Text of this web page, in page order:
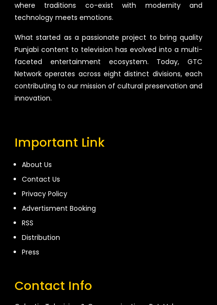
where traditions co-exist with modernity and
technology meets emotions.
What started as a passionate project to bring quality
Punjabi content to television has evolved into a multi-
faceted entertainment ecosystem. Today, GTC
Network operates across eight distinct divisions, each
contributing to our mission of cultural preservation and
innovation.
Important Link
About Us
Contact Us
Privacy Policy
Advertisment Booking
RSS
Distribution
Press
Contact Info